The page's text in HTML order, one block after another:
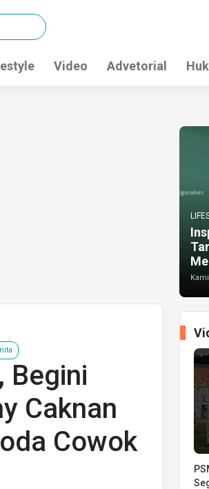
Video Advetorial
Begini
Caknan
Cowok